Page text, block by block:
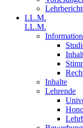
LL.M.
LL.M.
Inhalte
Lehrende